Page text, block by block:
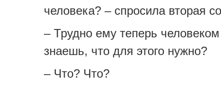
человека? – спросила вторая
– Трудно ему теперь
знаешь, что для этого нужно?
– Что? Что?